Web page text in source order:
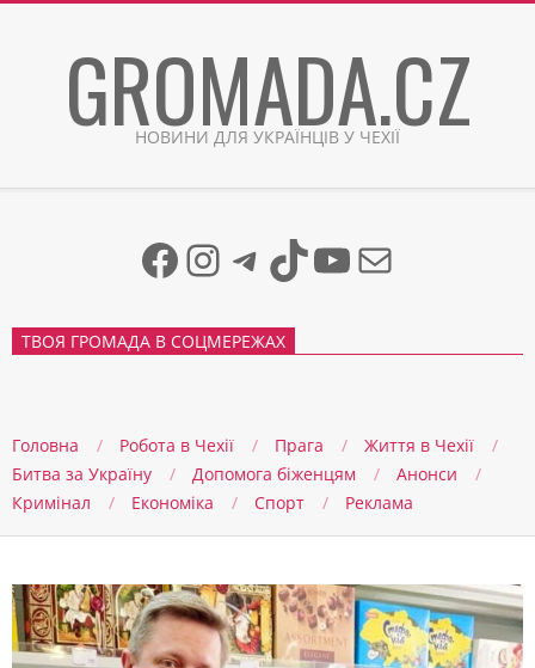
GROMADA.CZ
НОВИНИ ДЛЯ УКРАЇНЦІВ У ЧЕХІЇ
Facebook
Instagram
Telegram
TikTok
YouTube
Mail
ТВОЯ ГРОМАДА В СОЦМЕРЕЖАХ
Головна Робота в Чехії Прага
Життя в Чеxії
Битва за Україну
Допомога біженцям
Анонси
Кримінал
Економіка Спорт Реклама